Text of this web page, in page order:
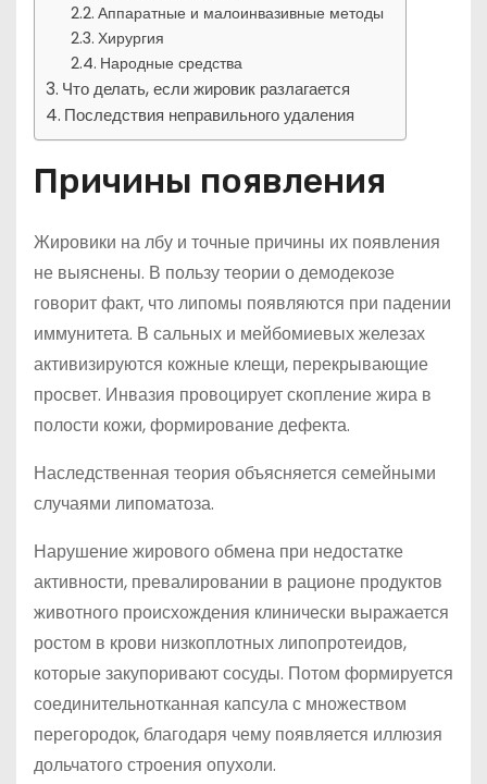
Аппаратные и малоинвазивные методы
Хирургия
Народные средства
Что делать, если жировик разлагается
Последствия неправильного удаления
Причины появления
Жировики на лбу и точные причины их появления
не выяснены. В пользу теории о демодекозе
говорит факт, что липомы появляются при падении
иммунитета. В сальных и мейбомиевых железах
активизируются кожные клещи, перекрывающие
просвет. Инвазия провоцирует скопление жира в
полости кожи, формирование дефекта.
Наследственная теория объясняется семейными
случаями липоматоза.
Нарушение жирового обмена при недостатке
активности, превалировании в рационе продуктов
животного происхождения клинически выражается
ростом в крови низкоплотных липопротеидов,
которые закупоривают сосуды. Потом формируется
соединительнотканная капсула с множеством
перегородок, благодаря чему появляется иллюзия
дольчатого строения опухоли.